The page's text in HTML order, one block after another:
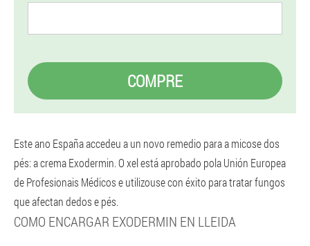
COMPRE
Este ano España accedeu a un novo remedio para a micose dos
pés: a crema Exodermin. O xel está aprobado pola Unión Europea
de Profesionais Médicos e utilizouse con éxito para tratar fungos
que afectan dedos e pés.
COMO ENCARGAR EXODERMIN EN LLEIDA